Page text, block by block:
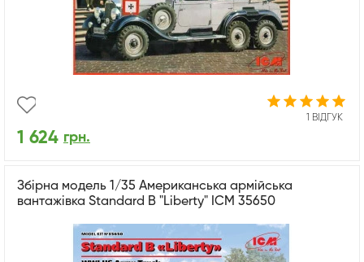
1 ВІДГУК
1 624 грн.
Збірна модель 1/35 Американська армійська
вантажівка Standard B "Liberty" ICM 35650